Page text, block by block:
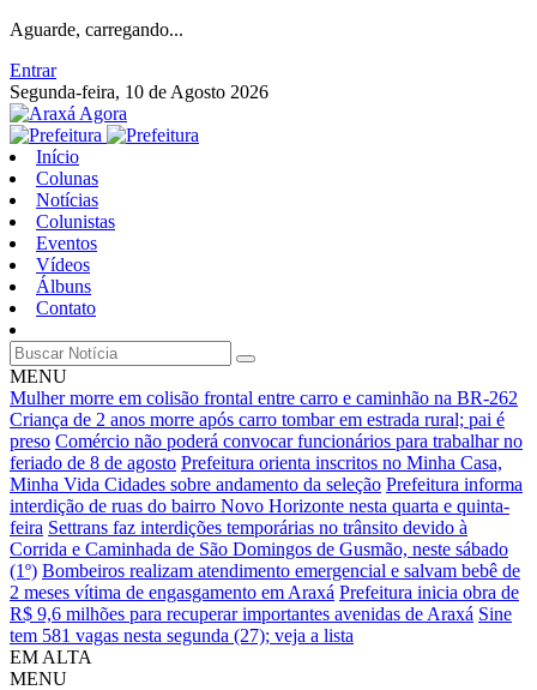
Aguarde, carregando...
Entrar
Segunda-feira, 10 de Agosto 2026
Início
Colunas
Notícias
Colunistas
Eventos
Vídeos
Álbuns
Contato
MENU
Mulher morre em colisão frontal entre carro e caminhão na BR-262
Criança de 2 anos morre após carro tombar em estrada rural; pai é
preso Comércio não poderá convocar funcionários para trabalhar no
feriado de 8 de agosto Prefeitura orienta inscritos no Minha Casa,
Minha Vida Cidades sobre andamento da seleção Prefeitura informa
interdição de ruas do bairro Novo Horizonte nesta quarta e quinta-
feira Settrans faz interdições temporárias no trânsito devido à
Corrida e Caminhada de São Domingos de Gusmão, neste sábado
(1º) Bombeiros realizam atendimento emergencial e salvam bebê de
2 meses vítima de engasgamento em Araxá Prefeitura inicia obra de
R$ 9,6 milhões para recuperar importantes avenidas de Araxá Sine
tem 581 vagas nesta segunda (27); veja a lista
EM ALTA
MENU